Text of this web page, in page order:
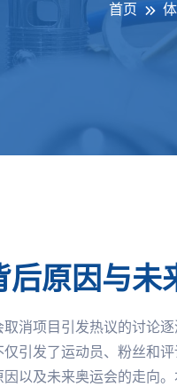
首页
原因与未
消项目引发热议的讨论
引发了运动员、粉丝和
以及未来奥运会的走向